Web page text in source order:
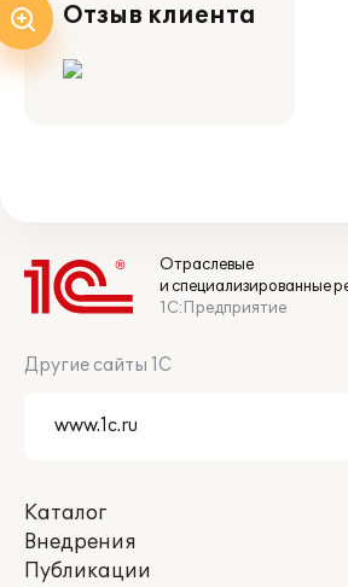
Отзыв клиента
Отраслевые
и специализированные
1С:Предприятие
Другие сайты 1С
Каталог
Внедрения
Публикации